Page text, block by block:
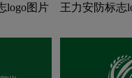
logo图片 王力安防标志